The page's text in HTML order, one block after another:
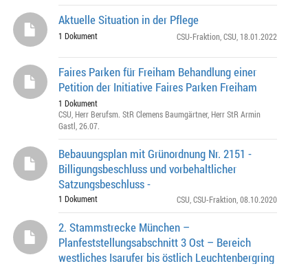
Aktuelle Situation in der Pflege
1 Dokument CSU-Fraktion CSU , 18.01.2022
Faires Parken für Freiham Behandlung einer
Petition der Initiative Faires Parken Freiham
1 Dokument
CSU Herr Berufsm. StR Clemens Baumgärtner, Herr StR Armin
Gastl , 26.07.
Bebauungsplan mit Grünordnung Nr. 2151 -
Billigungsbeschluss und vorbehaltlicher
Satzungsbeschluss -
1 Dokument CSU CSU-Fraktion , 08.10.2020
2. Stammstrecke München –
Planfeststellungsabschnitt 3 Ost – Bereich
westliches Isarufer bis östlich Leuchtenbergring